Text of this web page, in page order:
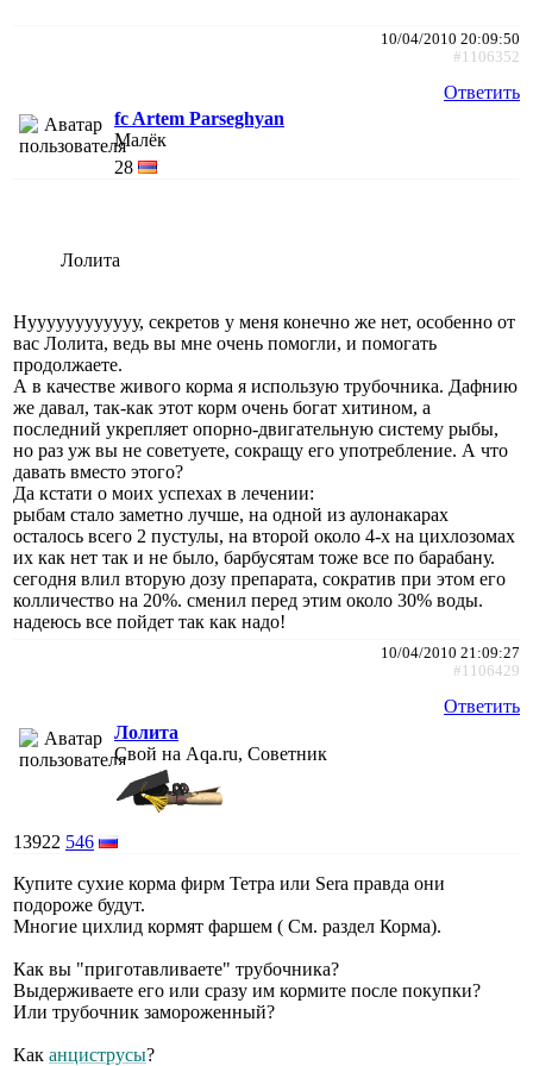
10/04/2010 20:09:50
#1106352
Ответить
fc Artem Parseghyan
Малёк
28
Лолита
Нуууууууууууу, секретов у меня конечно же нет, особенно от
вас Лолита, ведь вы мне очень помогли, и помогать
продолжаете.
А в качестве живого корма я использую трубочника. Дафнию
же давал, так-как этот корм очень богат хитином, а
последний укрепляет опорно-двигательную систему рыбы,
но раз уж вы не советуете, сокращу его употребление. А что
давать вместо этого?
Да кстати о моих успехах в лечении:
рыбам стало заметно лучше, на одной из аулонакарах
осталось всего 2 пустулы, на второй около 4-х на цихлозомах
их как нет так и не было, барбусятам тоже все по барабану.
сегодня влил вторую дозу препарата, сократив при этом его
колличество на 20%. сменил перед этим около 30% воды.
надеюсь все пойдет так как надо!
10/04/2010 21:09:27
#1106429
Ответить
Лолита
Свой на Aqa.ru, Советник
13922 546
Купите сухие корма фирм Тетра или Sera правда они
подороже будут.
Многие цихлид кормят фаршем ( См. раздел Корма).
Как вы "приготавливаете" трубочника?
Выдерживаете его или сразу им кормите после покупки?
Или трубочник замороженный?
Как анциструсы?